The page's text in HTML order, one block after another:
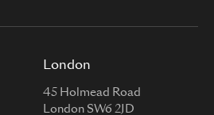
London
45 Holmead Road
London SW6 2JD